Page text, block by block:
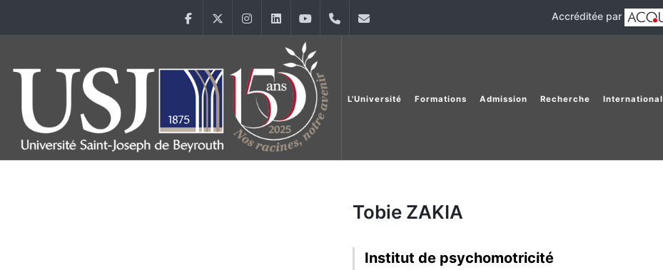
FacebookTwitter InstagramLinkedInYouTube+9611421000 Accréditée par
L'Université Formations Admission Recherche International
Tobie ZAKIA
Institut de psychomotricité